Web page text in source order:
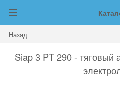
Назад
Siap 3 PT 290 - тяговый